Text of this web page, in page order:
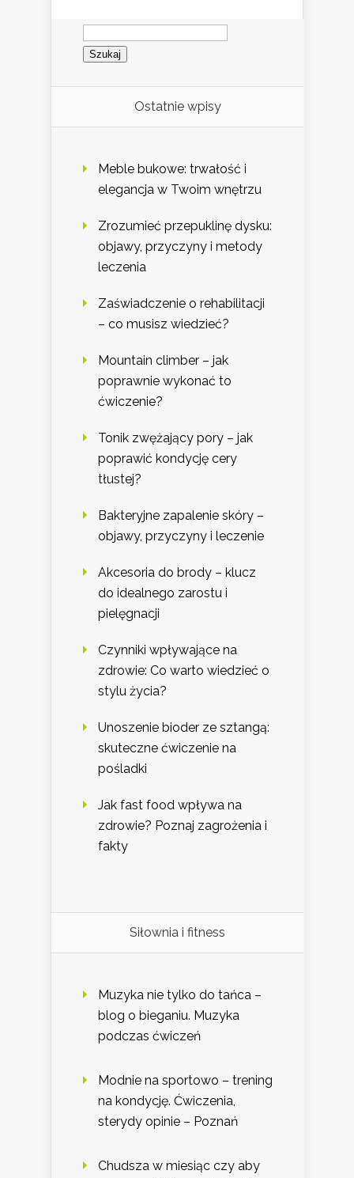
Szukaj:
Ostatnie wpisy
Meble bukowe: trwałość i
elegancja w Twoim wnętrzu
Zrozumieć przepuklinę dysku:
objawy, przyczyny i metody
leczenia
Zaświadczenie o rehabilitacji
– co musisz wiedzieć?
Mountain climber – jak
poprawnie wykonać to
ćwiczenie?
Tonik zwężający pory – jak
poprawić kondycję cery
tłustej?
Bakteryjne zapalenie skóry –
objawy, przyczyny i leczenie
Akcesoria do brody – klucz
do idealnego zarostu i
pielęgnacji
Czynniki wpływające na
zdrowie: Co warto wiedzieć o
stylu życia?
Unoszenie bioder ze sztangą:
skuteczne ćwiczenie na
pośladki
Jak fast food wpływa na
zdrowie? Poznaj zagrożenia i
fakty
Siłownia i fitness
Muzyka nie tylko do tańca –
blog o bieganiu. Muzyka
podczas ćwiczeń
Modnie na sportowo – trening
na kondycję. Ćwiczenia,
sterydy opinie – Poznań
Chudsza w miesiąc czy aby